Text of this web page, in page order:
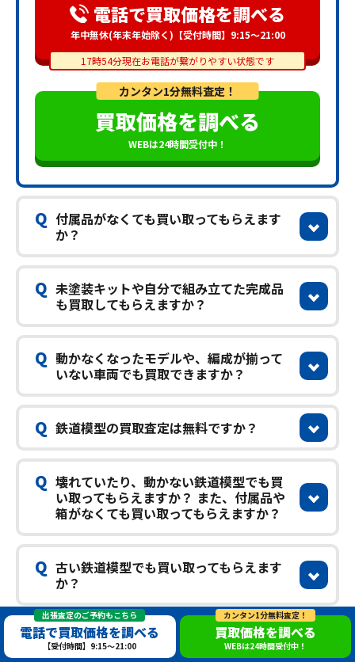
出張査定のご予約もこちら
電話で買取価格を調べる
【受付時間】9:15～21:00
カンタン1分無料査定！
買取価格を調べる
WEBは24時間受付中！
カンタン1分無料査定！
買取価格を調べる
WEBは24時間受付中！
電話で買取価格を調べる
年中無休(年末年始除く)【受付時間】9:15～21:00
17時54分現在お電話が繋がりやすい状態です
Q 付属品がなくても買い取ってもらえます
か？
Q 未塗装キットや自分で組み立てた完成品
も買取してもらえますか？
Q 動かなくなったモデルや、編成が揃って
いない車両でも買取できますか？
Q 鉄道模型の買取査定は無料ですか？
Q 壊れていたり、動かない鉄道模型でも買
い取ってもらえますか？ また、付属品や
箱がなくても買い取ってもらえますか？
Q 古い鉄道模型でも買い取ってもらえます
か？
Q 複数種類の鉄道模型をまとめて売却する
場合、買取価格は上がりますか？